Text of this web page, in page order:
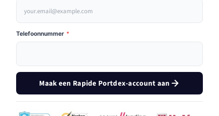
Telefoonnummer *
Maak een Rapide Portdex-account aan